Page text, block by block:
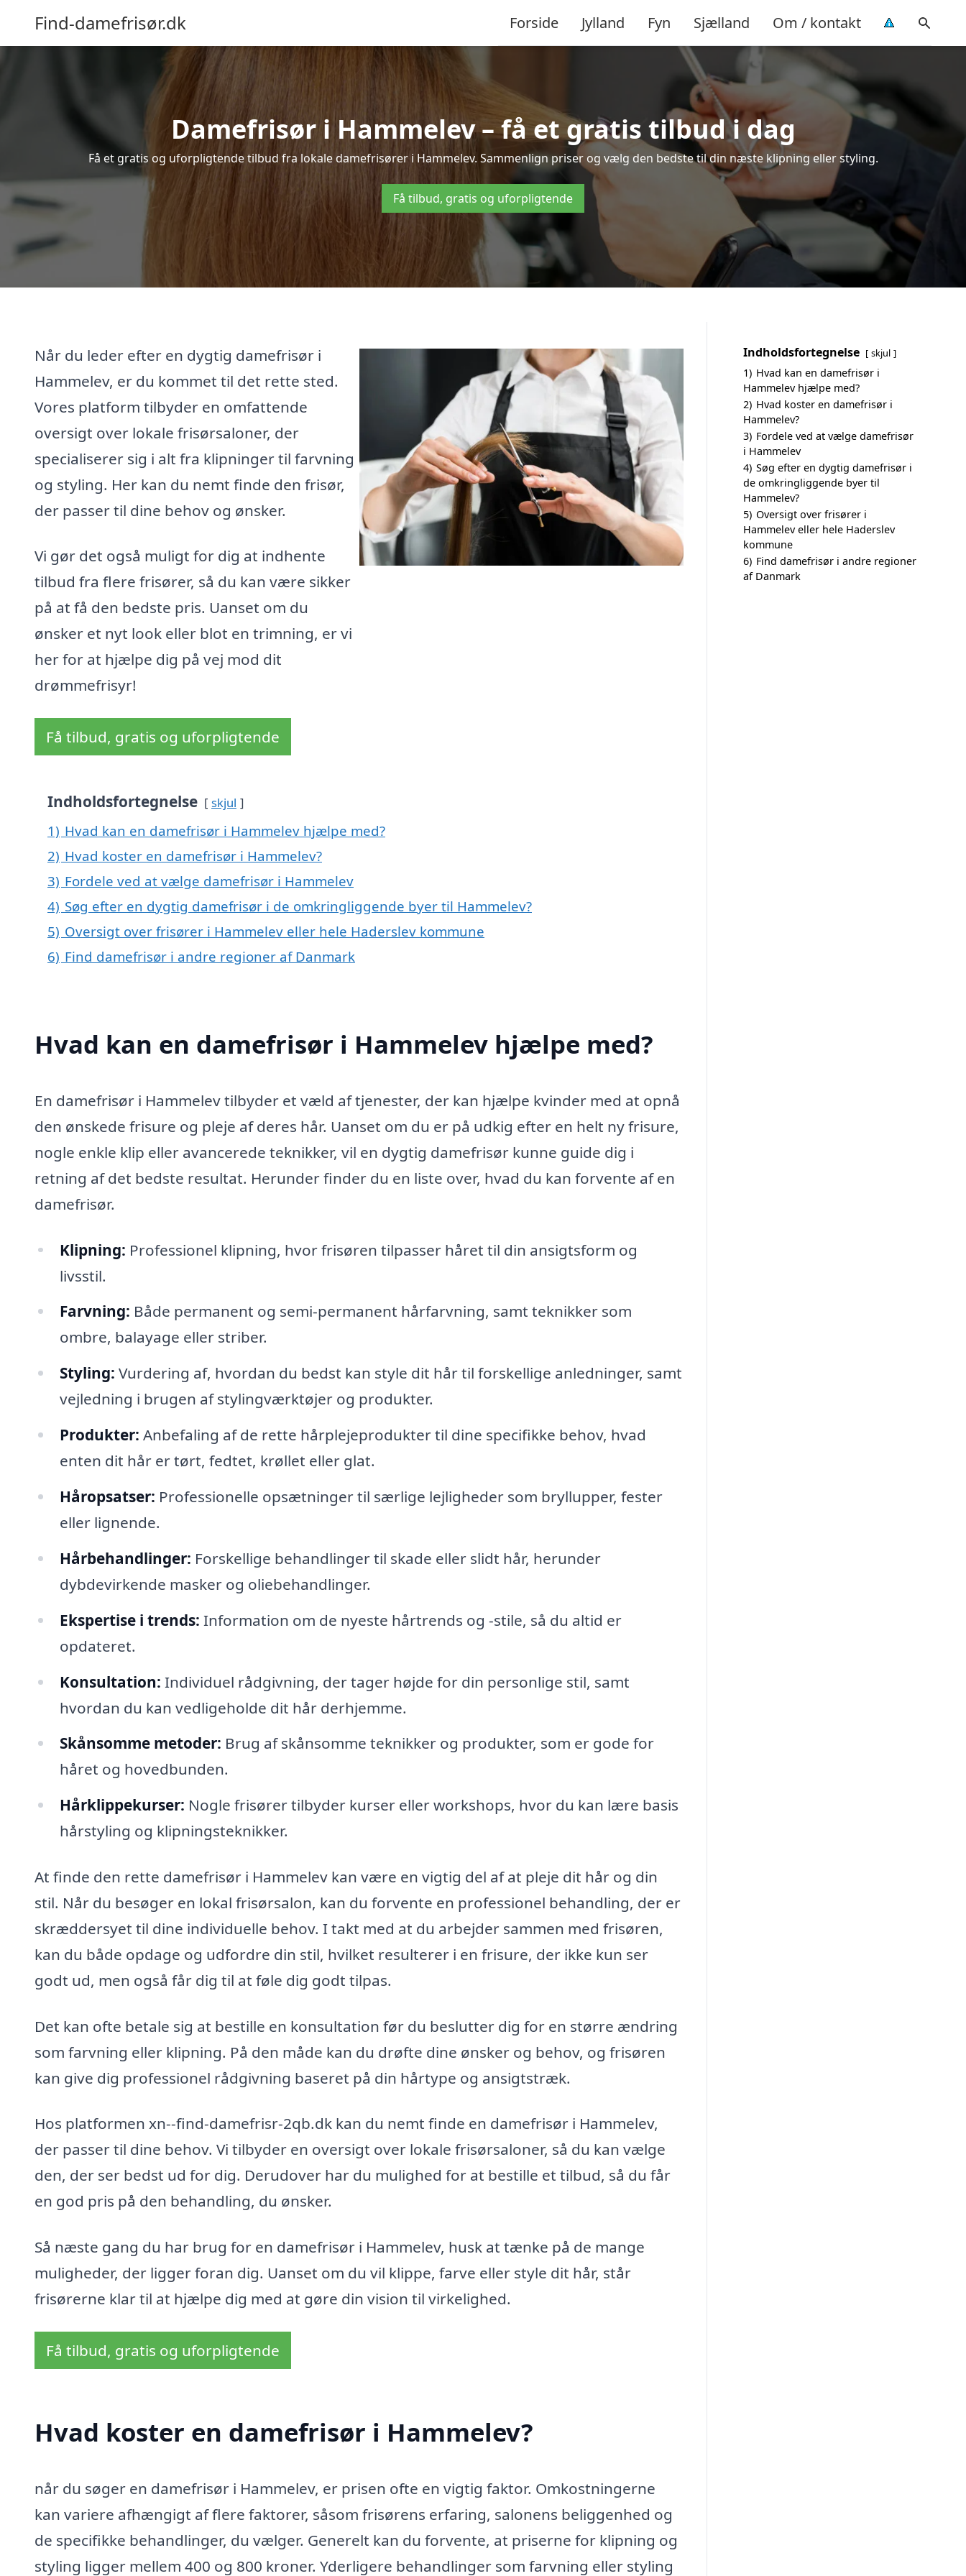
Find-damefrisør.dk Forside Jylland Fyn Sjælland Om / kontakt
Damefrisør i Hammelev – få et gratis tilbud i dag
Få et gratis og uforpligtende tilbud fra lokale damefrisører i Hammelev. Sammenlign priser og vælg den bedste til din næste klipning eller styling.
Få tilbud, gratis og uforpligtende
Når du leder efter en dygtig damefrisør i
Hammelev, er du kommet til det rette sted.
Vores platform tilbyder en omfattende
oversigt over lokale frisørsaloner, der
specialiserer sig i alt fra klipninger til farvning
og styling. Her kan du nemt finde den frisør,
der passer til dine behov og ønsker.
Vi gør det også muligt for dig at indhente
tilbud fra flere frisører, så du kan være sikker
på at få den bedste pris. Uanset om du
ønsker et nyt look eller blot en trimning, er vi
her for at hjælpe dig på vej mod dit
drømmefrisyr!
Få tilbud, gratis og uforpligtende
Indholdsfortegnelse skjul
1) Hvad kan en damefrisør i Hammelev hjælpe med?
2) Hvad koster en damefrisør i Hammelev?
3) Fordele ved at vælge damefrisør i Hammelev
4) Søg efter en dygtig damefrisør i de omkringliggende byer til Hammelev?
5) Oversigt over frisører i Hammelev eller hele Haderslev kommune
6) Find damefrisør i andre regioner af Danmark
Hvad kan en damefrisør i Hammelev hjælpe med?
En damefrisør i Hammelev tilbyder et væld af tjenester, der kan hjælpe kvinder med at opnå
den ønskede frisure og pleje af deres hår. Uanset om du er på udkig efter en helt ny frisure,
nogle enkle klip eller avancerede teknikker, vil en dygtig damefrisør kunne guide dig i
retning af det bedste resultat. Herunder finder du en liste over, hvad du kan forvente af en
damefrisør.
Klipning: Professionel klipning, hvor frisøren tilpasser håret til din ansigtsform og
livsstil.
Farvning: Både permanent og semi-permanent hårfarvning, samt teknikker som
ombre, balayage eller striber.
Styling: Vurdering af, hvordan du bedst kan style dit hår til forskellige anledninger, samt
vejledning i brugen af stylingværktøjer og produkter.
Produkter: Anbefaling af de rette hårplejeprodukter til dine specifikke behov, hvad
enten dit hår er tørt, fedtet, krøllet eller glat.
Håropsatser: Professionelle opsætninger til særlige lejligheder som bryllupper, fester
eller lignende.
Hårbehandlinger: Forskellige behandlinger til skade eller slidt hår, herunder
dybdevirkende masker og oliebehandlinger.
Ekspertise i trends: Information om de nyeste hårtrends og -stile, så du altid er
opdateret.
Konsultation: Individuel rådgivning, der tager højde for din personlige stil, samt
hvordan du kan vedligeholde dit hår derhjemme.
Skånsomme metoder: Brug af skånsomme teknikker og produkter, som er gode for
håret og hovedbunden.
Hårklippekurser: Nogle frisører tilbyder kurser eller workshops, hvor du kan lære basis
hårstyling og klipningsteknikker.
At finde den rette damefrisør i Hammelev kan være en vigtig del af at pleje dit hår og din
stil. Når du besøger en lokal frisørsalon, kan du forvente en professionel behandling, der er
skræddersyet til dine individuelle behov. I takt med at du arbejder sammen med frisøren,
kan du både opdage og udfordre din stil, hvilket resulterer i en frisure, der ikke kun ser
godt ud, men også får dig til at føle dig godt tilpas.
Det kan ofte betale sig at bestille en konsultation før du beslutter dig for en større ændring
som farvning eller klipning. På den måde kan du drøfte dine ønsker og behov, og frisøren
kan give dig professionel rådgivning baseret på din hårtype og ansigtstræk.
Hos platformen xn--find-damefrisr-2qb.dk kan du nemt finde en damefrisør i Hammelev,
der passer til dine behov. Vi tilbyder en oversigt over lokale frisørsaloner, så du kan vælge
den, der ser bedst ud for dig. Derudover har du mulighed for at bestille et tilbud, så du får
en god pris på den behandling, du ønsker.
Så næste gang du har brug for en damefrisør i Hammelev, husk at tænke på de mange
muligheder, der ligger foran dig. Uanset om du vil klippe, farve eller style dit hår, står
frisørerne klar til at hjælpe dig med at gøre din vision til virkelighed.
Få tilbud, gratis og uforpligtende
Hvad koster en damefrisør i Hammelev?
når du søger en damefrisør i Hammelev, er prisen ofte en vigtig faktor. Omkostningerne
kan variere afhængigt af flere faktorer, såsom frisørens erfaring, salonens beliggenhed og
de specifikke behandlinger, du vælger. Generelt kan du forvente, at priserne for klipning og
styling ligger mellem 400 og 800 kroner. Yderligere behandlinger som farvning eller styling
Indholdsfortegnelse skjul
1) Hvad kan en damefrisør i
Hammelev hjælpe med?
2) Hvad koster en damefrisør i
Hammelev?
3) Fordele ved at vælge damefrisør
i Hammelev
4) Søg efter en dygtig damefrisør i
de omkringliggende byer til
Hammelev?
5) Oversigt over frisører i
Hammelev eller hele Haderslev
kommune
6) Find damefrisør i andre regioner
af Danmark